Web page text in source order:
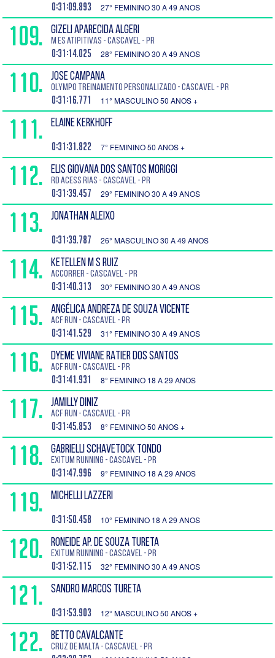
0:31:09.893 27° FEMININO 30 A 49 ANOS
109. GIZELI APARECIDA ALGERI
M es atipitivas - Cascavel - PR
0:31:14.025 28° FEMININO 30 A 49 ANOS
110. JOSE CAMPANA
OLYMPO TREINAMENTO PERSONALIZADO - Cascavel - PR
0:31:16.771 11° MASCULINO 50 ANOS +
111. ELAINE KERKHOFF
0:31:31.822 7° FEMININO 50 ANOS +
112. ELIS GIOVANA DOS SANTOS MORIGGI
RD Acess rias - Cascavel - PR
0:31:39.457 29° FEMININO 30 A 49 ANOS
113. JONATHAN ALEIXO
0:31:39.787 26° MASCULINO 30 A 49 ANOS
114. KETELLEN M S RUIZ
Accorrer - Cascavel - PR
0:31:40.313 30° FEMININO 30 A 49 ANOS
115. ANGÉLICA ANDREZA DE SOUZA VICENTE
ACF run - Cascavel - PR
0:31:41.529 31° FEMININO 30 A 49 ANOS
116. DYEME VIVIANE RATIER DOS SANTOS
ACF run - Cascavel - PR
0:31:41.931 8° FEMININO 18 A 29 ANOS
117. JAMILLY DINIZ
ACF run - Cascavel - PR
0:31:45.853 8° FEMININO 50 ANOS +
118. GABRIELLI SCHAVETOCK TONDO
EXITUM RUNNING - Cascavel - PR
0:31:47.996 9° FEMININO 18 A 29 ANOS
119. MICHELLI LAZZERI
0:31:50.458 10° FEMININO 18 A 29 ANOS
120. RONEIDE AP. DE SOUZA TURETA
EXITUM RUNNING - Cascavel - PR
0:31:52.115 32° FEMININO 30 A 49 ANOS
121. SANDRO MARCOS TURETA
0:31:53.903 12° MASCULINO 50 ANOS +
122. BETTO CAVALCANTE
Cruz de Malta - Cascavel - PR